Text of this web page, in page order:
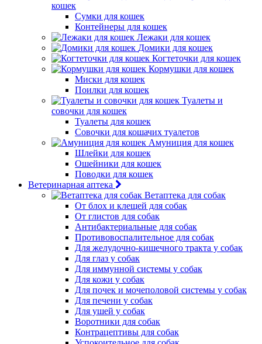
кошек
Сумки для кошек
Контейнеры для кошек
Лежаки для кошек
Домики для кошек
Когтеточки для кошек
Кормушки для кошек
Миски для кошек
Поилки для кошек
Туалеты и
совочки для кошек
Туалеты для кошек
Совочки для кошачих туалетов
Амуниция для кошек
Шлейки для кошек
Ошейники для кошек
Поводки для кошек
Ветеринарная аптека
Ветаптека для собак
От блох и клещей для собак
От глистов для собак
Антибактериальные для собак
Противовоспалительное для собак
Для желудочно-кишечного тракта у собак
Для глаз у собак
Для иммунной системы у собак
Для кожи у собак
Для почек и мочеполовой системы у собак
Для печени у собак
Для ушей у собак
Воротники для собак
Контрацептивы для собак